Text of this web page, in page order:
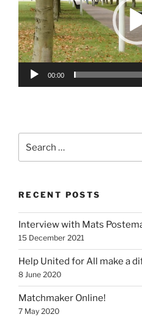
00:00
for:
RECENT POSTS
Interview with Mats
15 December 2021
Help United for All make a
8 June 2020
Matchmaker Online!
7 May 2020